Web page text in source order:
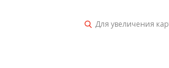
Для увеличения